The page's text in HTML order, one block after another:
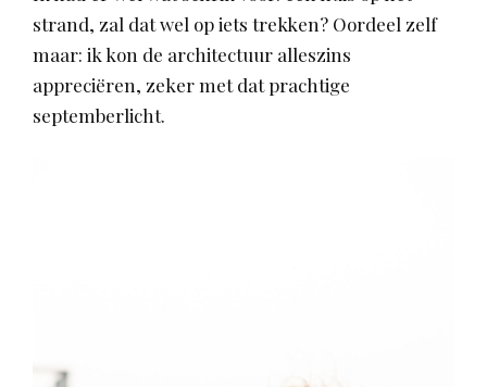
strand, zal dat wel op iets trekken? Oordeel zelf
maar: ik kon de architectuur alleszins
appreciëren, zeker met dat prachtige
septemberlicht.